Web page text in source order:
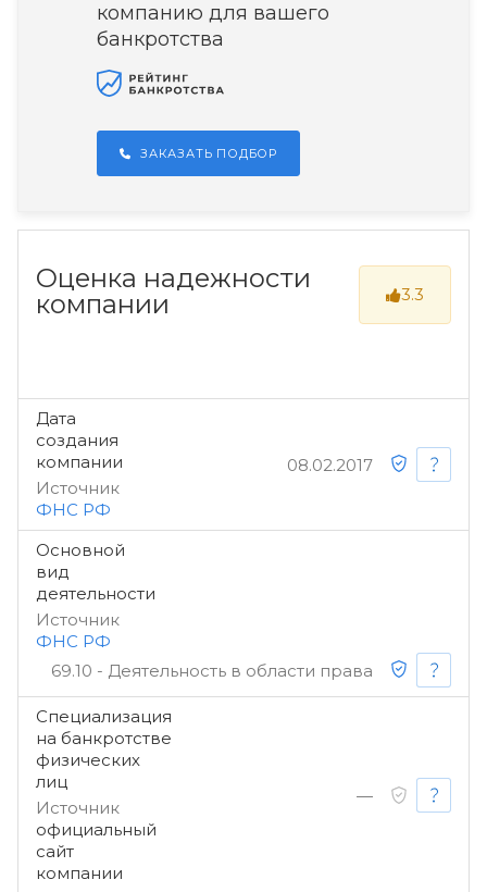
компанию для вашего
банкротства
ЗАКАЗАТЬ ПОДБОР
Оценка надежности
компании
3.3
Дата
создания
компании
Источник
ФНС РФ
08.02.2017
Основной
вид
деятельности
Источник
ФНС РФ
69.10 - Деятельность в области права
Специализация
на банкротстве
физических
лиц
Источник
официальный
сайт
компании
—